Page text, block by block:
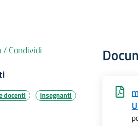
/ Condividi
docenti Insegnanti